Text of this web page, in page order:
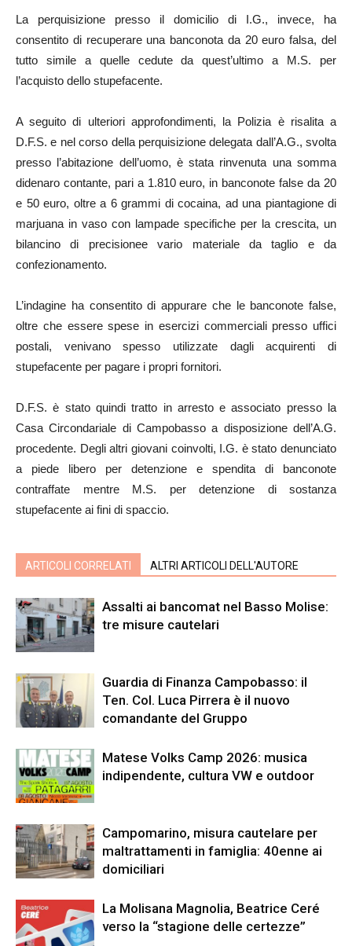
La perquisizione presso il domicilio di I.G., invece, ha
consentito di recuperare una banconota da 20 euro falsa, del
tutto simile a quelle cedute da quest’ultimo a M.S. per
l’acquisto dello stupefacente.
A seguito di ulteriori approfondimenti, la Polizia è risalita a
D.F.S. e nel corso della perquisizione delegata dall’A.G., svolta
presso l’abitazione dell’uomo, è stata rinvenuta una somma
didenaro contante, pari a 1.810 euro, in banconote false da 20
e 50 euro, oltre a 6 grammi di cocaina, ad una piantagione di
marjuana in vaso con lampade specifiche per la crescita, un
bilancino di precisionee vario materiale da taglio e da
confezionamento.
L’indagine ha consentito di appurare che le banconote false,
oltre che essere spese in esercizi commerciali presso uffici
postali, venivano spesso utilizzate dagli acquirenti di
stupefacente per pagare i propri fornitori.
D.F.S. è stato quindi tratto in arresto e associato presso la
Casa Circondariale di Campobasso a disposizione dell’A.G.
procedente. Degli altri giovani coinvolti, I.G. è stato denunciato
a piede libero per detenzione e spendita di banconote
contraffate mentre M.S. per detenzione di sostanza
stupefacente ai fini di spaccio.
ARTICOLI CORRELATI ALTRI ARTICOLI DELL'AUTORE
Assalti ai bancomat nel Basso Molise:
tre misure cautelari
Guardia di Finanza Campobasso: il
Ten. Col. Luca Pirrera è il nuovo
comandante del Gruppo
Matese Volks Camp 2026: musica
indipendente, cultura VW e outdoor
Campomarino, misura cautelare per
maltrattamenti in famiglia: 40enne ai
domiciliari
La Molisana Magnolia, Beatrice Ceré
verso la “stagione delle certezze”